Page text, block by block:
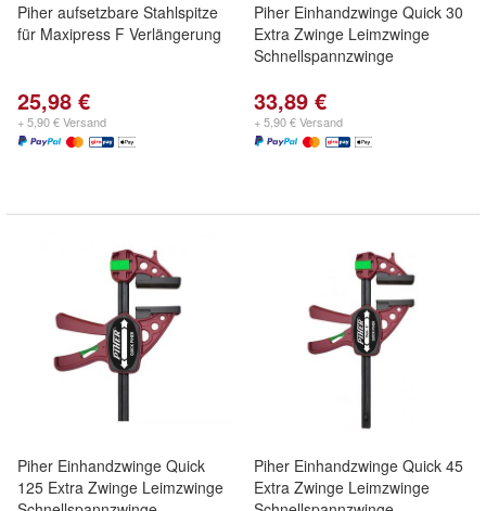
Piher aufsetzbare Stahlspitze
für Maxipress F Verlängerung
25,98 €
+ 5,90 € Versand
Piher Einhandzwinge Quick 30
Extra Zwinge Leimzwinge
Schnellspannzwinge
33,89 €
+ 5,90 € Versand
Piher Einhandzwinge Quick
125 Extra Zwinge Leimzwinge
Piher Einhandzwinge Quick 45
Extra Zwinge Leimzwinge